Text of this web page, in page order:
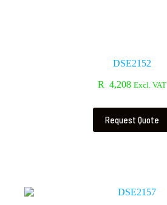
DSE2152
R 4,208 Excl. VAT
Request Quote